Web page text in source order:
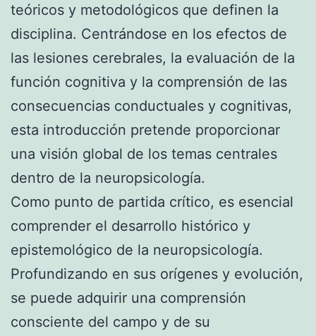
teóricos y metodológicos que definen la
disciplina. Centrándose en los efectos de
las lesiones cerebrales, la evaluación de la
función cognitiva y la comprensión de las
consecuencias conductuales y cognitivas,
esta introducción pretende proporcionar
una visión global de los temas centrales
dentro de la neuropsicología.
Como punto de partida crítico, es esencial
comprender el desarrollo histórico y
epistemológico de la neuropsicología.
Profundizando en sus orígenes y evolución,
se puede adquirir una comprensión
consciente del campo y de su